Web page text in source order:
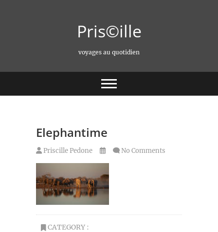
Pris©ille
voyages au quotidien
Elephantime
Priscille Pedone No Comments
CATEGORY :